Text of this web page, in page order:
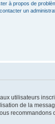
à propos de
un
utilisateurs
de la
recommandons